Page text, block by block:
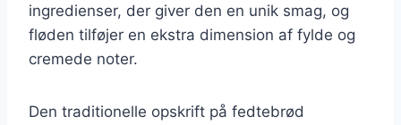
ingredienser, der giver den en unik smag, og
fløden tilføjer en ekstra dimension af fylde og
cremede noter.
Den traditionelle opskrift på fedtebrød